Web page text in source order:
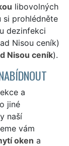
libovolných
si prohlédněte
dezinfekci
Nisou ceník)
Nisou ceník).
a
jiné
naší
vám
oken a